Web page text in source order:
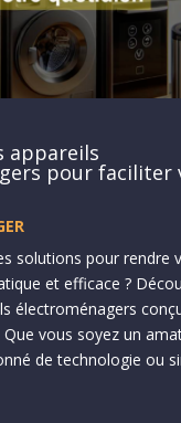
appareils
pour faciliter
solutions pour rendre
et efficace ?
électroménagers
vous soyez un
de technologie ou